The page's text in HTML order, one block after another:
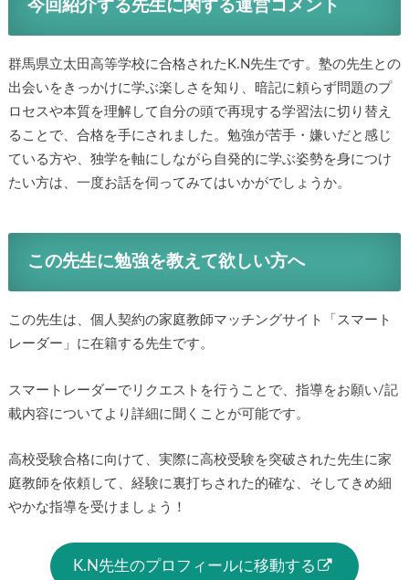
今回紹介する先生に関する運営コメント
群馬県立太田高等学校に合格されたK.N先生です。塾の先生との
出会いをきっかけに学ぶ楽しさを知り、暗記に頼らず問題のプ
ロセスや本質を理解して自分の頭で再現する学習法に切り替え
ることで、合格を手にされました。勉強が苦手・嫌いだと感じ
ている方や、独学を軸にしながら自発的に学ぶ姿勢を身につけ
たい方は、一度お話を伺ってみてはいかがでしょうか。
この先生に勉強を教えて欲しい方へ
この先生は、個人契約の家庭教師マッチングサイト「スマート
レーダー」に在籍する先生です。
スマートレーダーでリクエストを行うことで、指導をお願い/記
載内容についてより詳細に聞くことが可能です。
高校受験合格に向けて、実際に高校受験を突破された先生に家
庭教師を依頼して、経験に裏打ちされた的確な、そしてきめ細
やかな指導を受けましょう！
K.N先生のプロフィールに移動する